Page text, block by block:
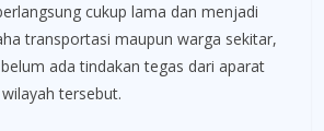
cukup lama dan menjadi
transportasi maupun warga sekitar,
ada tindakan tegas dari aparat
tersebut.